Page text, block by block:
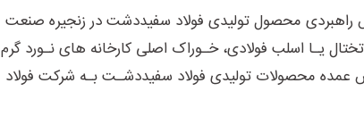
راهبردی محصول تولیدی فولاد سفیددشت در زنجیره صنعت
یـا اسلب فولادی، خـوراک اصلی کارخانه های نـورد گرم
محصولات تولیدی فولاد سفیددشـت بـه شرکت فولاد